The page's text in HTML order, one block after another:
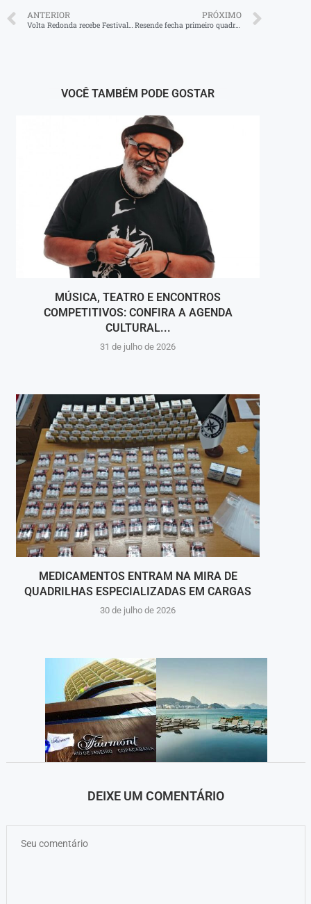
ANTERIOR
Volta Redonda recebe Festival de esquetes teatrais no Teatro Gacemss
PRÓXIMO
Resende fecha primeiro quadrimestre de 2025 com melhor saldo de empregos da região das Agulhas Negras
VOCÊ TAMBÉM PODE GOSTAR
MÚSICA, TEATRO E ENCONTROS
COMPETITIVOS: CONFIRA A AGENDA
CULTURAL...
31 de julho de 2026
MEDICAMENTOS ENTRAM NA MIRA DE
QUADRILHAS ESPECIALIZADAS EM CARGAS
30 de julho de 2026
DEIXE UM COMENTÁRIO